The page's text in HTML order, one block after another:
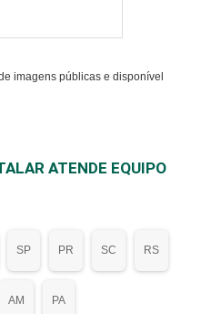
imagens públicas e disponível
ATENDE EQUIPO
SP PR SC RS
AM PA